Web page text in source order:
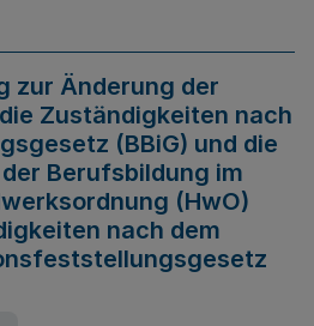
zur Änderung der
Zuständigkeiten nach
(BBiG) und die
Berufsbildung im
(HwO)
nach dem